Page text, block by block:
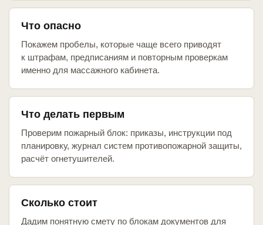
Что опасно
Покажем пробелы, которые чаще всего приводят
к штрафам, предписаниям и повторным проверкам
именно для массажного кабинета.
Что делать первым
Проверим пожарный блок: приказы, инструкции под
планировку, журнал систем противопожарной защиты,
расчёт огнетушителей.
Сколько стоит
Дадим понятную смету по блокам документов для